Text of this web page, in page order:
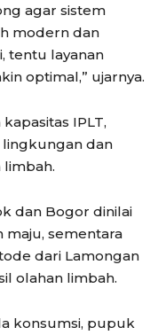
agar sistem
modern dan
tentu layanan
optimal,” ujarnya.
IPLT,
lingkungan dan
limbah.
dan Bogor dinilai
maju, sementara
dari Lamongan
olahan limbah.
konsumsi, pupuk